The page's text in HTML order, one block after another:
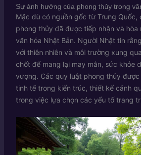
Sự ảnh hưởng của phong thủy trong
Mặc dù có nguồn gốc từ Trung Quốc,
phong thủy đã được tiếp nhận và hòa
văn hóa Nhật Bản. Người Nhật tin
với thiên nhiên và môi trường xung
chốt để mang lại may mắn, sức khỏe
vượng. Các quy luật phong thủy
tinh tế trong kiến trúc, thiết kế cảnh
trong việc lựa chọn các yếu tố trang